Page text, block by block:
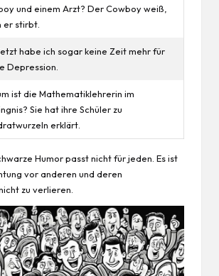
und einem Arzt? Der Cowboy weiß,
er stirbt.
habe ich sogar keine Zeit mehr für
Depression.
ist die Mathematiklehrerin im
Sie hat ihre Schüler zu
erklärt.
Humor passt nicht für jeden. Es ist
vor anderen und deren
zu verlieren.